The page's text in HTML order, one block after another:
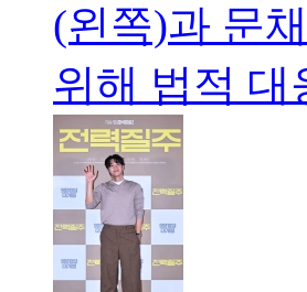
(왼쪽)과 문
위해 법적 대